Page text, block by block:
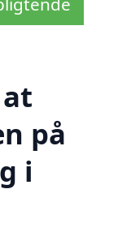
på
i